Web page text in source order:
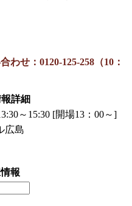
わせ： 0120-125-258（10：
詳細
～15:30 [開場13：00～]
広島
報